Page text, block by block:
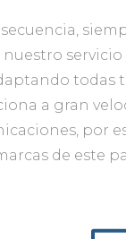
nuestro
todas
a gran
por
de este